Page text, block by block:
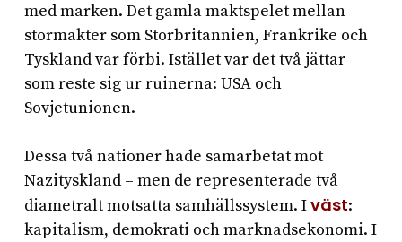
med marken. Det gamla maktspelet mellan
stormakter som Storbritannien, Frankrike och
Tyskland var förbi. Istället var det två jättar
som reste sig ur ruinerna: USA och
Sovjetunionen.
Dessa två nationer hade samarbetat mot
Nazityskland – men de representerade två
diametralt motsatta samhällssystem. Iväst:
kapitalism, demokrati och marknadsekonomi. I